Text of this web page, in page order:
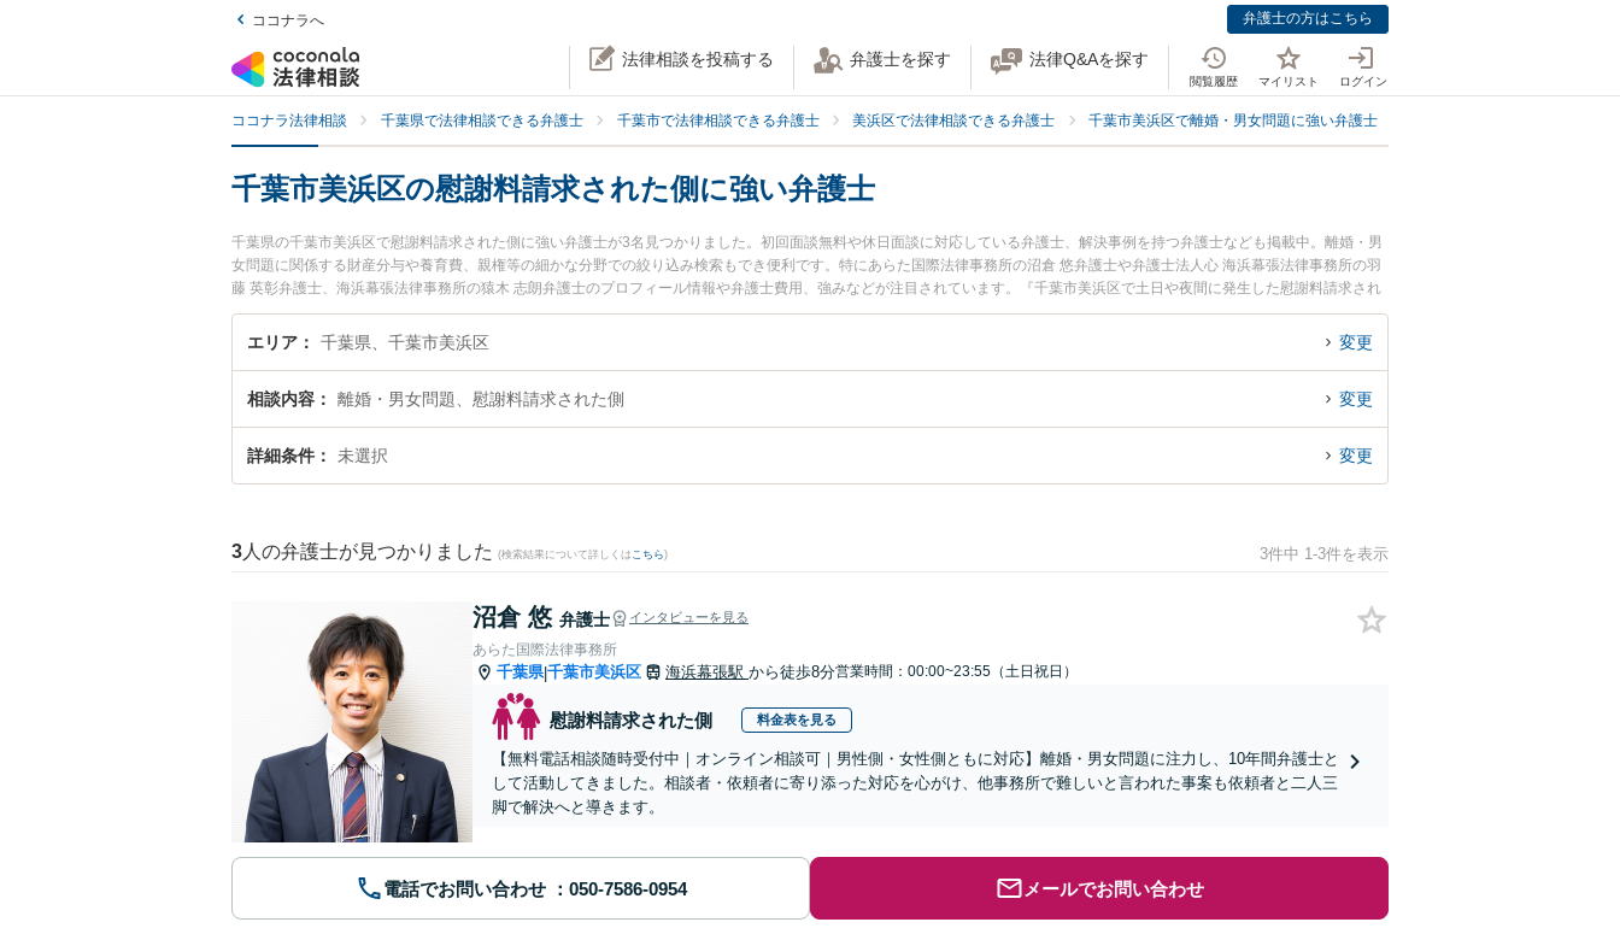
ココナラへ 弁護士の方はこちら
法律相談を投稿する 弁護士を探す 法律Q&Aを探す
閲覧履歴 マイリスト ログイン
ココナラ法律相談 千葉県で法律相談できる弁護士 千葉市で法律相談できる弁護士 美浜区で法律相談できる弁護士 千葉市美浜区で離婚・男女問題に強い弁護士
千葉市美浜区の慰謝料請求された側に強い弁護士
千葉県の千葉市美浜区で慰謝料請求された側に強い弁護士が3名見つかりました。初回面談無料や休日面談に対応している弁護士、解決事例を持つ弁護士なども掲載中。離婚・男
女問題に関係する財産分与や養育費、親権等の細かな分野での絞り込み検索もでき便利です。特にあらた国際法律事務所の沼倉 悠弁護士や弁護士法人心 海浜幕張法律事務所の羽
藤 英彰弁護士、海浜幕張法律事務所の猿木 志朗弁護士のプロフィール情報や弁護士費用、強みなどが注目されています。『千葉市美浜区で土日や夜間に発生した慰謝料請求され
た側のトラブルを今すぐに弁護士に相談したい』『慰謝料請求された側のトラブル解決の実績豊富な近くの弁護士を検索したい』『初回相談無料で慰謝料請求された側を法律相談
できる千葉市美浜区内の弁護士に相談予約したい』などでお困りの相談者さんにおすすめです。
エリア 千葉県、千葉市美浜区 変更
相談内容 離婚・男女問題、慰謝料請求された側 変更
詳細条件 未選択 変更
3 人の弁護士が見つかりました (検索結果について詳しくは こちら) 3件中 1-3件を表示
沼倉 悠 弁護士 インタビューを見る
あらた国際法律事務所
千葉県|千葉市美浜区 海浜幕張駅 から徒歩8分営業時間：00:00~23:55（土日祝日）
慰謝料請求された側 料金表を見る
【無料電話相談随時受付中｜オンライン相談可｜男性側・女性側ともに対応】離婚・男女問題に注力し、10年間弁護士と
して活動してきました。相談者・依頼者に寄り添った対応を心がけ、他事務所で難しいと言われた事案も依頼者と二人三
脚で解決へと導きます。
電話でお問い合わせ メールでお問い合わせ